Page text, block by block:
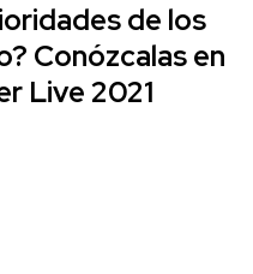
de los
Conózcalas en
Live 2021